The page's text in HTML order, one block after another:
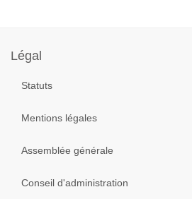
Légal
Statuts
Mentions légales
Assemblée générale
Conseil d'administration
précédenteprécédent